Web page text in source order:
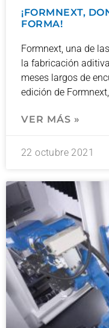
¡FORMNEXT,
FORMA!
Formnext, una de
la fabricación
meses largos de
edición de
VER MÁS »
22 octubre 2021